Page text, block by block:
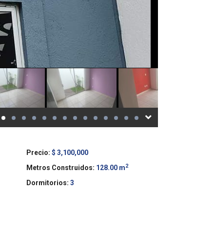
Precio: $ 3,100,000
Metros Construidos: 128.00 m2
Dormitorios: 3